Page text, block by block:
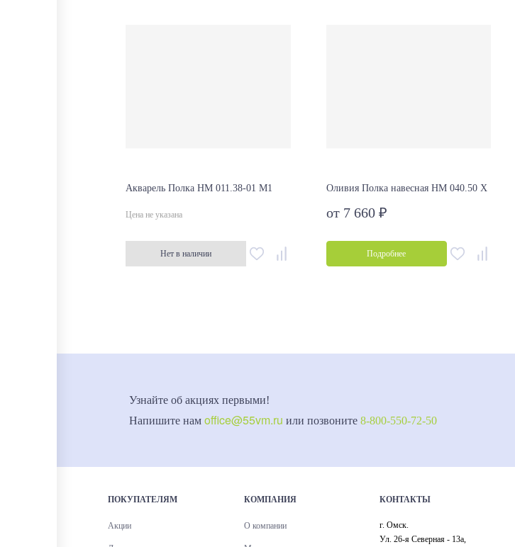
Акварель Полка НМ 011.38-01 М1
Цена не указана
Нет в наличии
Оливия Полка навесная НМ 040.50 Х
от 7 660 ₽
Подробнее
Узнайте об акциях первыми!
Напишите нам office@55vm.ru или позвоните 8-800-550-72-50
ПОКУПАТЕЛЯМ
Акции
КОМПАНИЯ
О компании
КОНТАКТЫ
г. Омск.
Ул. 26-я Северная - 13а,